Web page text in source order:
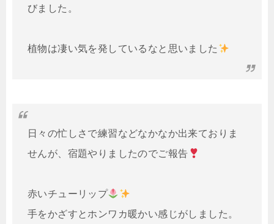
びました。
植物は凄い気を発しているなと思いました
日々の忙しさで練習などなかなか出来ておりま
せんが、宿題やりましたのでご報告
赤いチューリップ
手をかざすとホンワカ暖かい感じがしました。